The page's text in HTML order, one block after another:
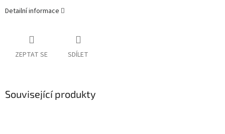
Detailní informace
ZEPTAT SE SDÍLET
Související produkty